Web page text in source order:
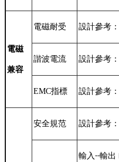
電磁
兼容
電磁耐受 設計參考：
諧波電流 設計參考：
EMC指標 設計參考：
安全規范 設計參考：
輸入 --輸出